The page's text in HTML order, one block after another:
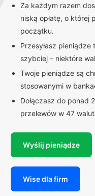
Za każdym razem
niską opłatę, o której
początku.
Przesyłasz
szybciej – niektóre
Twoje pieniądze są
stosowanymi w
Dołączasz do ponad
przelewów w 47
Wyślij pieniądze
Wise dla firm